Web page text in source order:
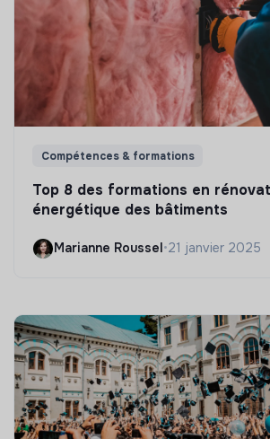
Compétences & formations
Top 8 des formations en
énergétique des bâtiments
Marianne Roussel•21 janvier 2025